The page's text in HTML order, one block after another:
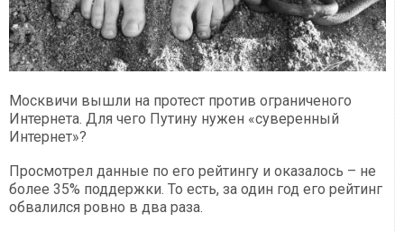
Москвичи вышли на протест против ограниченого
Интернета. Для чего Путину нужен «суверенный
Интернет»?
Просмотрел данные по его рейтингу и оказалось – не
более 35% поддержки. То есть, за один год его рейтинг
обвалился ровно в два раза.